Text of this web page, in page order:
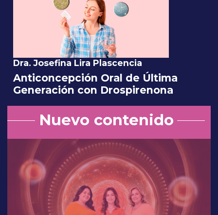
Dra. Josefina Lira Plascencia
Anticoncepción Oral de Última
Generación con Drospirenona
Nuevo contenido